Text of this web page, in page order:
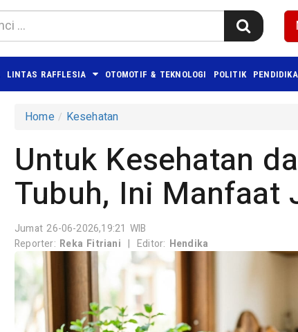
LINTAS RAFFLESIA OTOMOTIF & TEKNOLOGI POLITIK
Home Kesehatan
Untuk Kesehatan
Tubuh, Ini Manfaat
Jumat 26-06-2026,19:21 WIB
Reporter: Reka Fitriani | Editor: Hendika